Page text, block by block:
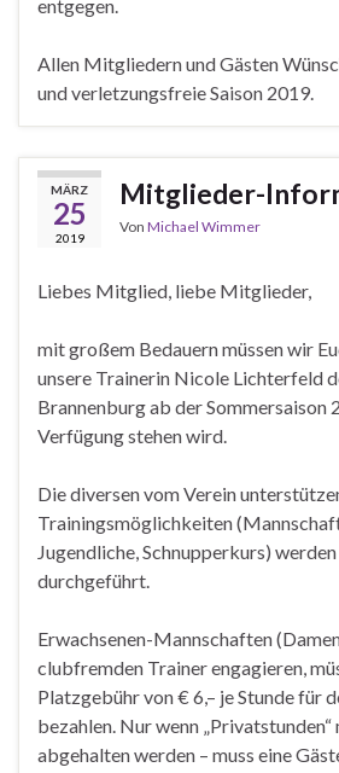
entgegen.
Allen Mitgliedern und Gästen
und verletzungsfreie Saison 2019.
MÄRZ
25
2019
Mitglieder-
Von Michael Wimmer
Liebes Mitglied, liebe Mitglieder,
mit großem Bedauern müssen wir
unsere Trainerin Nicole Lichterfeld
Brannenburg ab der Sommersaison
Verfügung stehen wird.
Die diversen vom Verein
Trainingsmöglichkeiten
Jugendliche, Schnupperkurs)
durchgeführt.
Erwachsenen-Mannschaften
clubfremden Trainer engagieren,
Platzgebühr von € 6,– je Stunde für
bezahlen. Nur wenn
abgehalten werden – muss eine